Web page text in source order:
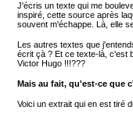
J'écris un texte qui me
inspiré, cette source après
souvent m'échappe. Là, elle
Les autres textes que
écrit çà ? Et ce texte-là, c'est
Victor Hugo !!!???
Mais au fait, qu'est-ce que
Voici un extrait qui en est tiré